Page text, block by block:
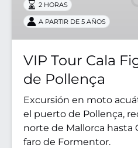
Puerto
de
2 HORAS
A PARTIR DE 5 AÑOS
VIP Tour Cala
de Pollença
Excursión en moto
el puerto de Pollença,
norte de Mallorca hasta
faro de Formentor.